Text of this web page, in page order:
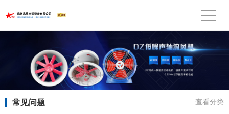
常见问题 查看分类